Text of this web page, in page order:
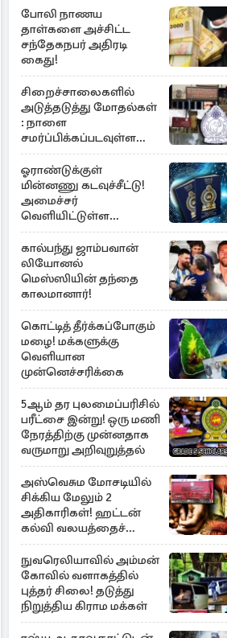
போலி நாணய
தாள்களை அச்சிட்ட
சந்தேகநபர் அதிரடி
கைது!
சிறைச்சாலைகளில்
அடுத்தடுத்து மோதல்கள்
: நாளை
சமர்ப்பிக்கப்படவுள்ள
அறிக்கை
ஓராண்டுக்குள்
மின்னணு கடவுச்சீட்டு!
அமைச்சர்
வெளியிட்டுள்ள
அறிவிப்பு
கால்பந்து ஜாம்பவான்
லியோனல்
மெஸ்ஸியின் தந்தை
காலமானார்!
கொட்டித் தீர்க்கப்போகும்
மழை! மக்களுக்கு
வெளியான
முன்னெச்சரிக்கை
5ஆம் தர புலமைப்பரிசில்
பரீட்சை இன்று! ஒரு மணி
நேரத்திற்கு முன்னதாக
வருமாறு அறிவுறுத்தல்
அஸ்வெசும மோசடியில்
சிக்கிய மேலும் 2
அதிகாரிகள்! ஹட்டன்
கல்வி வலயத்தைச்
சேர்ந்த 6 ஆசிரியர்கள்
குறித்து விசாரணை
நுவரெலியாவில் அம்மன்
கோவில் வளாகத்தில்
புத்தர் சிலை! தடுத்து
நிறுத்திய கிராம மக்கள்